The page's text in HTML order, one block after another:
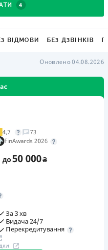
4
ВІДМОВИ БЕЗ ДЗВІНКІВ
Оновлено 04.08.2026
4,7
73
FinAwards 2026
до50 000₴
За 3 хв
Видача 24/7
Перекредитування